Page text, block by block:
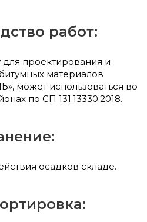
работ:
для проектирования и
материалов
может использоваться во
по СП 131.13330.2018.
осадков складе.